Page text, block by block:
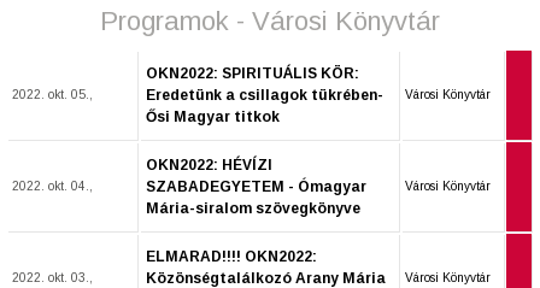
Programok - Városi Könyvtár
2022. okt. 05.,
OKN2022: SPIRITUÁLIS KÖR:
Eredetünk a csillagok tükrében-
Ősi Magyar titkok
Városi Könyvtár
2022. okt. 04.,
OKN2022: HÉVÍZI
SZABADEGYETEM - Ómagyar
Mária-siralom szövegkönyve
Városi Könyvtár
2022. okt. 03.,
ELMARAD!!!! OKN2022:
Közönségtalálkozó Arany Mária
Városi Könyvtár